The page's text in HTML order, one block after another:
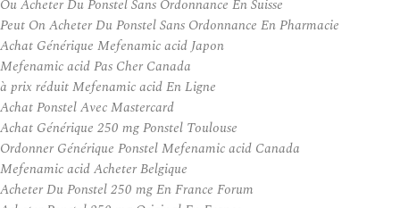
Ou Acheter Du Ponstel Sans Ordonnance En Suisse
Peut On Acheter Du Ponstel Sans Ordonnance En Pharmacie
Achat Générique Mefenamic acid Japon
Mefenamic acid Pas Cher Canada
à prix réduit Mefenamic acid En Ligne
Achat Ponstel Avec Mastercard
Achat Générique 250 mg Ponstel Toulouse
Ordonner Générique Ponstel Mefenamic acid Canada
Mefenamic acid Acheter Belgique
Acheter Du Ponstel 250 mg En France Forum